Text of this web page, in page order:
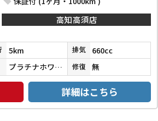
高知高須店
5km 排気 660cc
プラチナホワイトパール 修復 無
詳細はこちら